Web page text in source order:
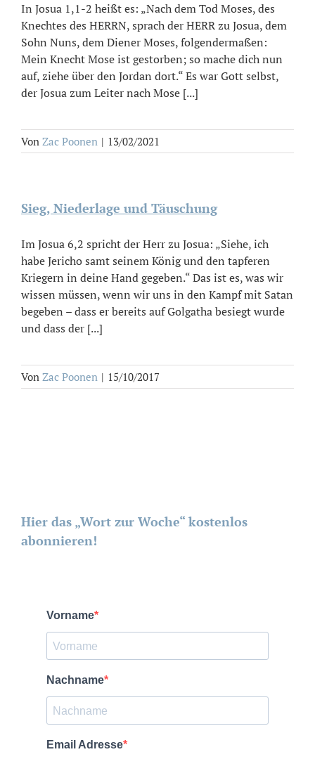
In Josua 1,1-2 heißt es: „Nach dem Tod Moses, des
Knechtes des HERRN, sprach der HERR zu Josua, dem
Sohn Nuns, dem Diener Moses, folgendermaßen:
Mein Knecht Mose ist gestorben; so mache dich nun
auf, ziehe über den Jordan dort.“ Es war Gott selbst,
der Josua zum Leiter nach Mose [...]
Von Zac Poonen | 13/02/2021
Sieg, Niederlage und Täuschung
Im Josua 6,2 spricht der Herr zu Josua: „Siehe, ich
habe Jericho samt seinem König und den tapferen
Kriegern in deine Hand gegeben.“ Das ist es, was wir
wissen müssen, wenn wir uns in den Kampf mit Satan
begeben – dass er bereits auf Golgatha besiegt wurde
und dass der [...]
Von Zac Poonen | 15/10/2017
Hier das „Wort zur Woche“ kostenlos
abonnieren!